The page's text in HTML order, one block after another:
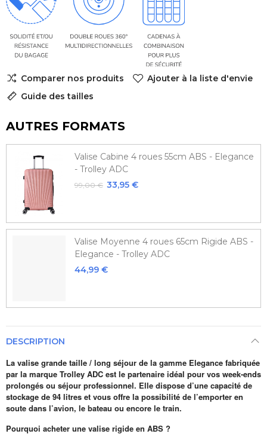
Comparer nos produits
Ajouter à la liste d'envie
Guide des tailles
AUTRES FORMATS
Valise Cabine 4 roues 55cm ABS - Elegance
- Trolley ADC
99,00 € 33,95 €
Valise Moyenne 4 roues 65cm Rigide ABS -
Elegance - Trolley ADC
44,99 €
DESCRIPTION
La valise grande taille / long séjour de la gamme Elegance fabriquée
par la marque Trolley ADC est le partenaire idéal pour vos week-ends
prolongés ou séjour professionnel. Elle dispose d’une capacité de
stockage de 94 litres et vous offre la possibilité de l’emporter en
soute dans l’avion, le bateau ou encore le train.
Pourquoi acheter une valise rigide en ABS ?